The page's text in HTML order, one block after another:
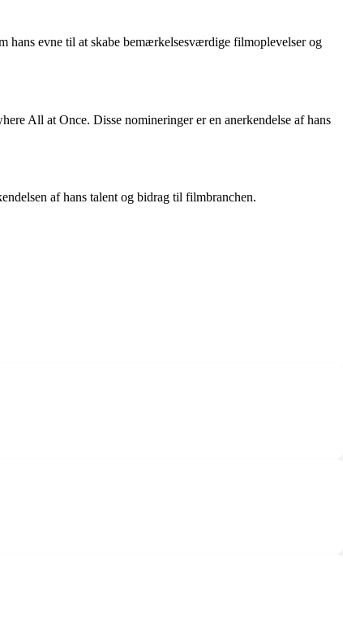
hans evne til at skabe bemærkelsesværdige filmoplevelser og
All at Once. Disse nomineringer er en anerkendelse af hans
af hans talent og bidrag til filmbranchen.